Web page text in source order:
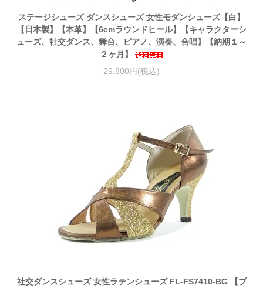
ステージシューズ ダンスシューズ 女性モダンシューズ【白】
【日本製】【本革】【6cmラウンドヒール】【キャラクターシ
ューズ、社交ダンス、舞台、ピアノ、演奏、合唱】【納期１～
２ヶ月】
29,800円(税込)
社交ダンスシューズ 女性ラテンシューズ FL-FS7410-BG 【ブ